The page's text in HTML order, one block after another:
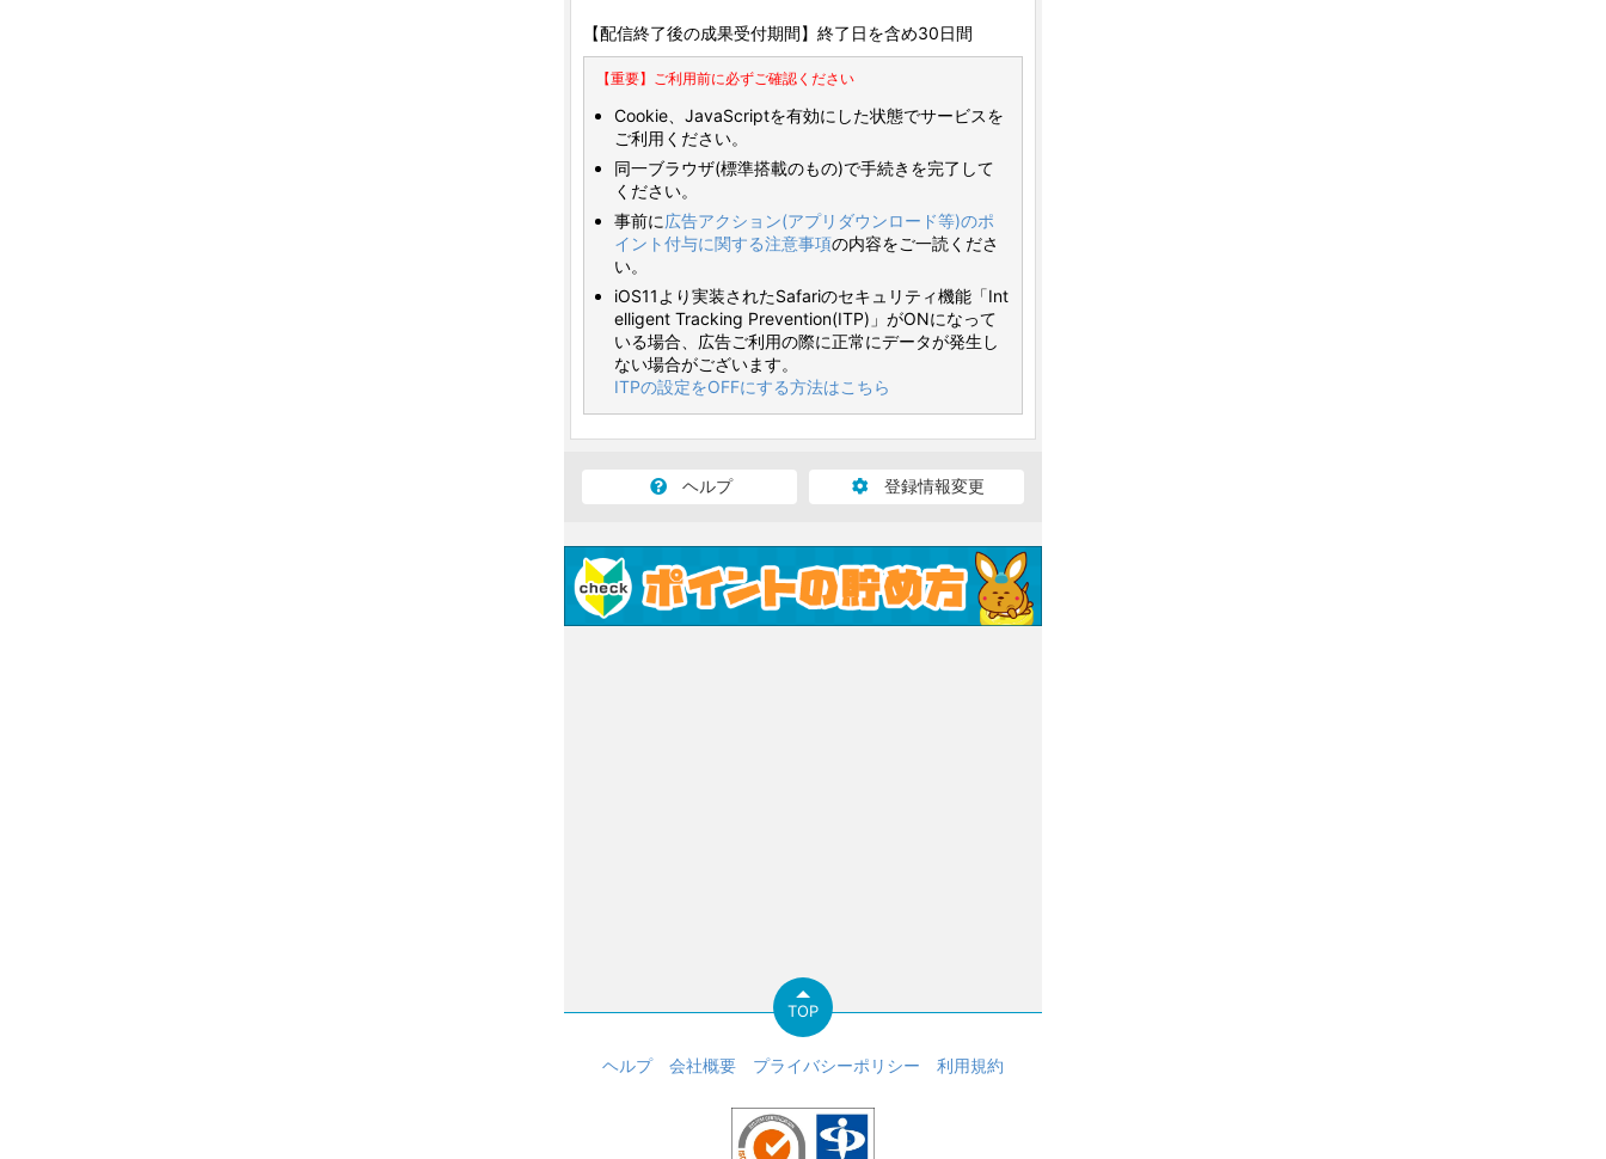
【配信終了後の成果受付期間】終了日を含め30日間
【重要】ご利用前に必ずご確認ください
Cookie、JavaScriptを有効にした状態でサービスを
ご利用ください。
同一ブラウザ(標準搭載のもの)で手続きを完了して
ください。
事前に広告アクション(アプリダウンロード等)のポ
イント付与に関する注意事項の内容をご一読くださ
い。
iOS11より実装されたSafariのセキュリティ機能「Int
elligent Tracking Prevention(ITP)」がONになって
いる場合、広告ご利用の際に正常にデータが発生し
ない場合がございます。
ITPの設定をOFFにする方法はこちら
ヘルプ 登録情報変更
ヘルプ 会社概要 プライバシーポリシー 利用規約
TOP